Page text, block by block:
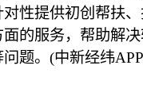
性提供初创帮扶
的服务，帮助解
题。(中新经纬